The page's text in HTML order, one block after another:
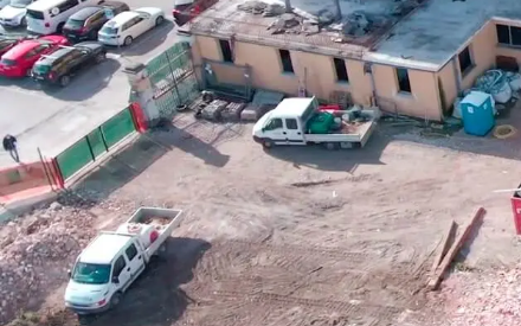
Servizi
SCAVI, INTERVENTI E
ASSISTENZA
DEMOLIZIONI